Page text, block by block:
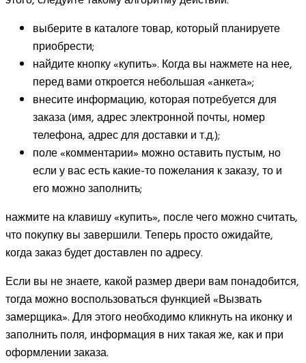
выберите в каталоге товар, который планируете
приобрести;
найдите кнопку «купить». Когда вы нажмете на нее,
перед вами откроется небольшая «анкета»;
внесите информацию, которая потребуется для
заказа (имя, адрес электронной почты, номер
телефона, адрес для доставки и т.д.);
поле «комментарии» можно оставить пустым, но
если у вас есть какие-то пожелания к заказу, то и
его можно заполнить;
нажмите на клавишу «купить», после чего можно считать,
что покупку вы завершили. Теперь просто ожидайте,
когда заказ будет доставлен по адресу.
Если вы не знаете, какой размер двери вам понадобится,
тогда можно воспользоваться функцией «Вызвать
замерщика». Для этого необходимо кликнуть на иконку и
заполнить поля, информация в них такая же, как и при
оформлении заказа.